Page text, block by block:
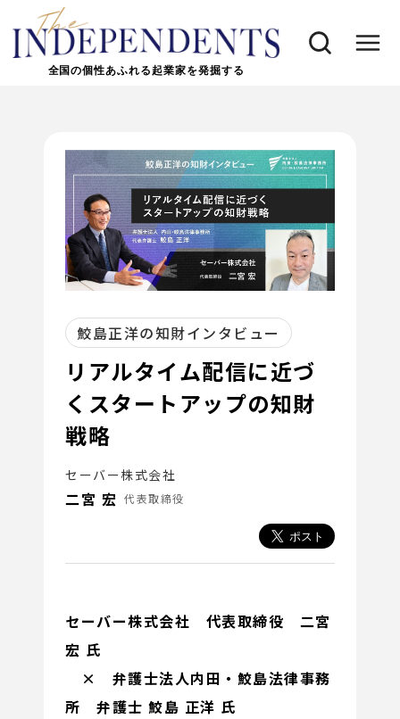
全国の個性あふれる起業家を発掘する
鮫島正洋の知財インタビュー
リアルタイム配信に近づ
くスタートアップの知財
戦略
セーバー株式会社
二宮 宏 代表取締役
セーバー株式会社 代表取締役 二宮
宏 氏
× 弁護士法人内田・鮫島法律事務
所 弁護士 鮫島 正洋 氏